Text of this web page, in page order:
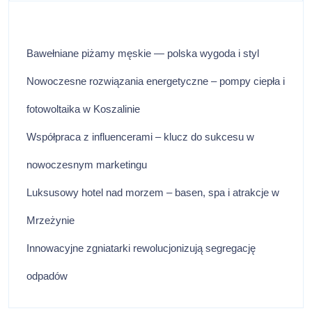
Bawełniane piżamy męskie — polska wygoda i styl
Nowoczesne rozwiązania energetyczne – pompy ciepła i
fotowoltaika w Koszalinie
Współpraca z influencerami – klucz do sukcesu w
nowoczesnym marketingu
Luksusowy hotel nad morzem – basen, spa i atrakcje w
Mrzeżynie
Innowacyjne zgniatarki rewolucjonizują segregację
odpadów